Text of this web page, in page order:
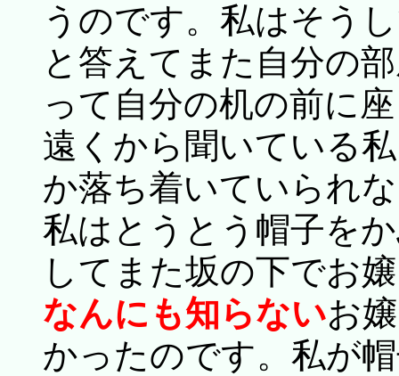
うのです。私はそう
と答えてまた自分の
って自分の机の前に
遠くから聞いている
か落ち着いていられ
私はとうとう帽子を
してまた坂の下でお
なんにも知らないお
かったのです。私が